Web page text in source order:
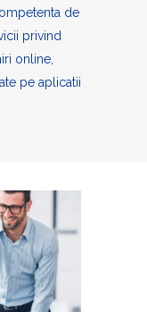
de
privind
online,
pe aplicatii